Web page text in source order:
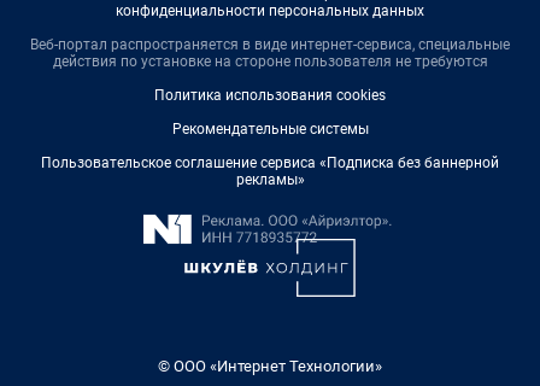
конфиденциальности персональных данных
Веб-портал распространяется в виде интернет-сервиса, специальные
действия по установке на стороне пользователя не требуются
Политика использования cookies
Рекомендательные системы
Пользовательское соглашение сервиса «Подписка без баннерной
рекламы»
© ООО «Интернет Технологии»